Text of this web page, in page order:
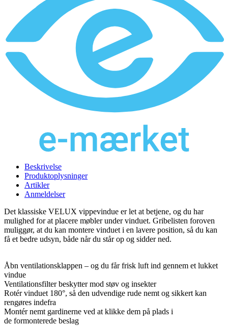
Beskrivelse
Produktoplysninger
Artikler
Anmeldelser
Det klassiske VELUX vippevindue er let at betjene, og du har
mulighed for at placere møbler under vinduet. Gribelisten foroven
muliggør, at du kan montere vinduet i en lavere position, så du kan
få et bedre udsyn, både når du står op og sidder ned.
Åbn ventilationsklappen – og du får frisk luft ind gennem et lukket
vindue
Ventilationsfilter beskytter mod støv og insekter
Rotér vinduet 180°, så den udvendige rude nemt og sikkert kan
rengøres indefra
Montér nemt gardinerne ved at klikke dem på plads i
de formonterede beslag